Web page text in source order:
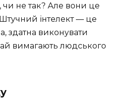
не так? Але вони це
інтелект — це
здатна виконувати
вимагають людського